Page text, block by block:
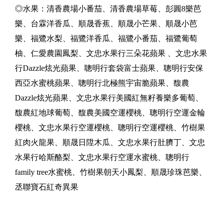
◎水果：清香農場小番茄、清香農場草莓、彭圓8樂芭
樂、台霖洋香瓜、順晟香蕉、順晟小芒果、順晟小芭
樂、福鷺水梨、福鷺洋香瓜、福鷺小番茄、福鷺葡萄
柚、仁愛農園鳳梨、文忠水果行三朵花蘋果 、文忠水果
行Dazzle炫光蘋果、聰明行套袋富士蘋果、聰明行安保
西亞水蜜桃蘋果、聰明行北極熊宇宙脆蘋果、馥農
Dazzle炫光蘋果、文忠水果行美國紅無籽養樂多葡萄、
馥農紅地球葡萄、馥農美國空運櫻桃、聰明行空運金輪
櫻桃、文忠水果行空運櫻桃、聰明行空運櫻桃、竹樹果
紅肉火龍果、順晟日陞木瓜、文忠水果行肚臍丁、文忠
水果行哈斯酪梨、文忠水果行空運水蜜桃、聰明行
family tree水蜜桃、竹樹果朝天小鳳梨、順晟珍珠芭樂、
丞聯寶石紅奇異果